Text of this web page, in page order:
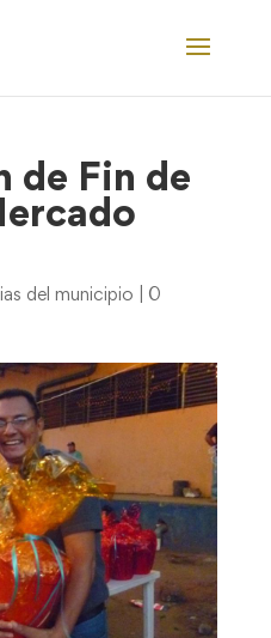
de Fin de
del municipio
0